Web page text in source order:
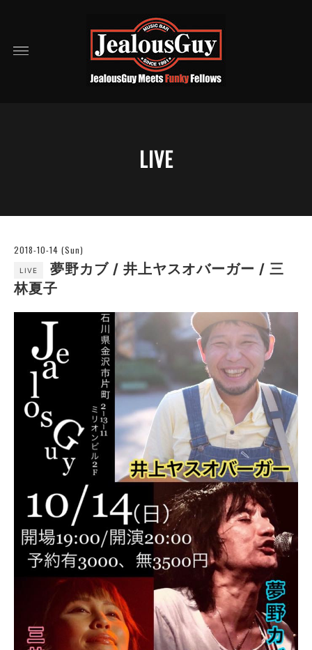
LIVE
2018-10-14 (Sun)
LIVE
夢野カブ / 井上ヤスオバーガー / 三
林夏子